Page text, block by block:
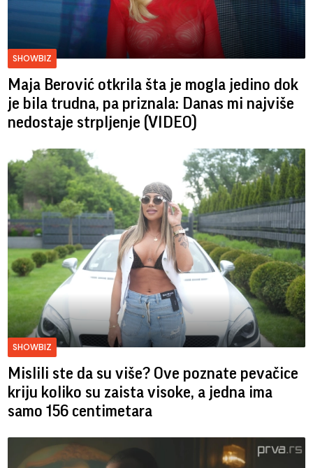
SHOWBIZ
Maja Berović otkrila šta je mogla jedino dok
je bila trudna, pa priznala: Danas mi najviše
nedostaje strpljenje (VIDEO)
SHOWBIZ
Mislili ste da su više? Ove poznate pevačice
kriju koliko su zaista visoke, a jedna ima
samo 156 centimetara